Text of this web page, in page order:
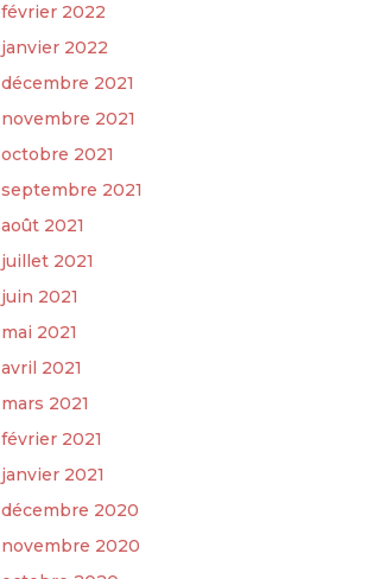
février 2022
janvier 2022
décembre 2021
novembre 2021
octobre 2021
septembre 2021
août 2021
juillet 2021
juin 2021
mai 2021
avril 2021
mars 2021
février 2021
janvier 2021
décembre 2020
novembre 2020